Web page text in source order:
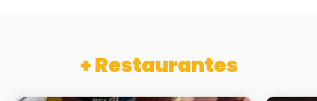
+ Restaurantes